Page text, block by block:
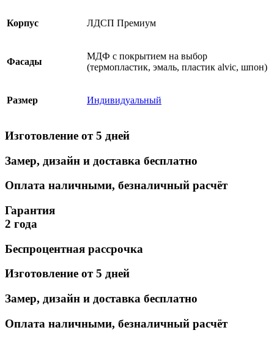
Корпус ЛДСП Премиум
Фасады
МДФ с покрытием на выбор
(термопластик, эмаль, пластик alvic, шпон)
Размер Индивидуальный
Изготовление от 5 дней
Замер, дизайн и доставка бесплатно
Оплата наличными, безналичный расчёт
Гарантия
2 года
Беспроцентная рассрочка
Изготовление от 5 дней
Замер, дизайн и доставка бесплатно
Оплата наличными, безналичный расчёт